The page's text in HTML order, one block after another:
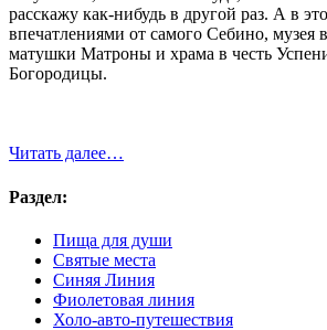
расскажу как-нибудь в другой раз. А в
впечатлениями от самого Себино, музея
матушки Матроны и храма в честь
Богородицы.
Читать далее…
Раздел:
Пища для души
Святые места
Синяя Линия
Фиолетовая линия
Холо-авто-путешествия